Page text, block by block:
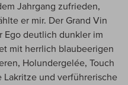
Jahrgang zufrieden,
er mir. Der Grand Vin
Ego deutlich dunkler im
mit herrlich blaubeerigen
Holundergelée, Touch
Lakritze und verführerische